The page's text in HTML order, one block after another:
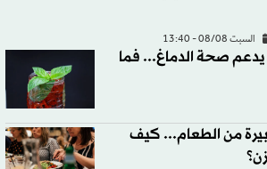
السبت 08/08 - 13:40
صحة الدماغ... فما
من الطعام... كيف